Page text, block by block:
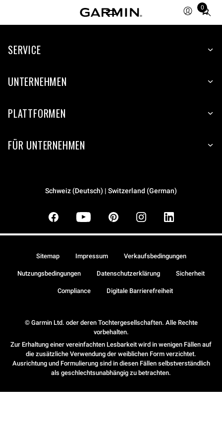
0
Total
items
cart:
SERVICE
UNTERNEHMEN
PLATTFORMEN
FÜR UNTERNEHMEN
Schweiz (Deutsch) | Switzerland (German)
© Garmin Ltd. oder deren Tochtergesellschaften. Alle Rechte
vorbehalten.
Zur Erhaltung einer vereinfachten Lesbarkeit wird in wenigen Fällen auf
die zusätzliche Verwendung der weiblichen Form verzichtet.
Ausrichtung und Formulierung sind in diesen Fällen selbstverständlich
als geschlechtsunabhängig zu betrachten.
Sitemap Impressum Verkaufsbedingungen
Nutzungsbedingungen Datenschutzerklärung Sicherheit
Compliance Digitale Barrierefreiheit